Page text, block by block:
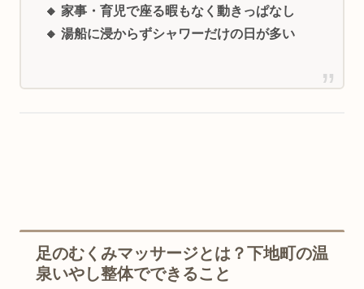
🔸 家事・育児で座る暇もなく動きっぱなし
🔸 湯船に浸からずシャワーだけの日が多い
足のむくみマッサージとは？下地町の温
泉いやし整体でできること